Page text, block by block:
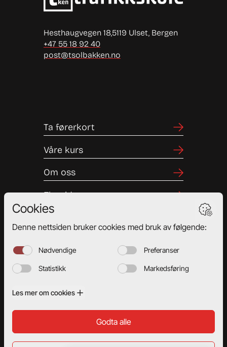
Hesthaugvegen 18,5119 Ulset, Bergen
+47 55 18 92 40
post@tsolbakken.no
Ta førerkort
Våre kurs
Om oss
Elevside
Kontakt oss
Ofte stilte spørsmål
Trafikkskole Åsane